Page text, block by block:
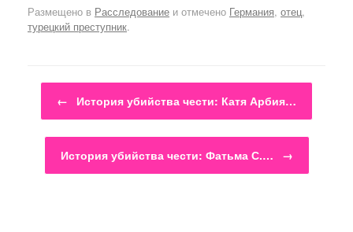
Размещено в Расследование и отмечено Германия, отец,
турецкий преступник.
Навигация по записям
← История убийства чести: Катя Арбия…
История убийства чести: Фатьма С.… →